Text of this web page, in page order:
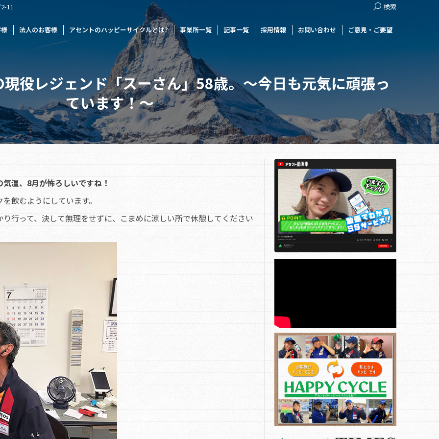
11 Search:
検索
法人のお客様 アセントのハッピーサイクルとは? 事業所一覧 記事一覧 採用情報 お問い合わせ ご意見・ご要望
役レジェンド「スーさん」58歳。～今日も元気に頑張っ
ています！～
温、8月が怖ろしいですね！
飲むようにしています。
行って、決して無理をせずに、こまめに涼しい所で休憩してください
事業所一覧